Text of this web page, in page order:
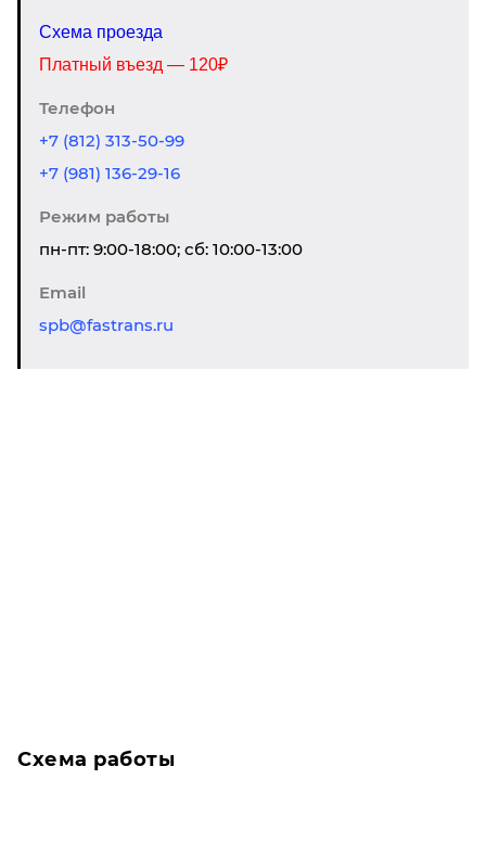
Схема проезда
Платный въезд — 120₽
Телефон
+7 (812) 313-50-99
+7 (981) 136-29-16
Режим работы
пн-пт: 9:00-18:00; сб: 10:00-13:00
Email
spb@fastrans.ru
Схема работы